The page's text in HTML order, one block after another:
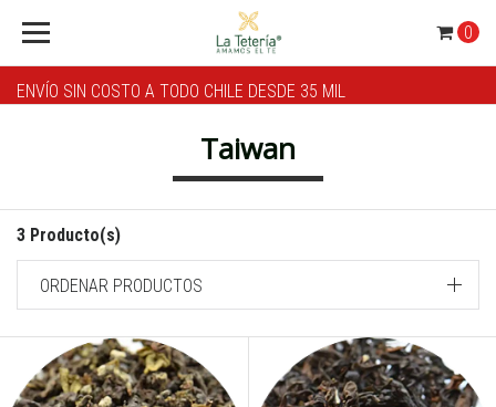
ENVÍO SIN COSTO A TODO CHILE DESDE 35 MIL
0
Taiwan
3 Producto(s)
ORDENAR PRODUCTOS